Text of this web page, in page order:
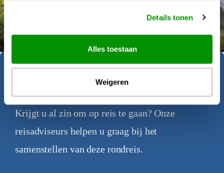
Details tonen
Alles toestaan
Weigeren
Geïnspireerd geraakt?
Krijgt u al zin om op reis te gaan? Onze
reisadviseurs helpen u graag bij het
samenstellen van deze rondreis.